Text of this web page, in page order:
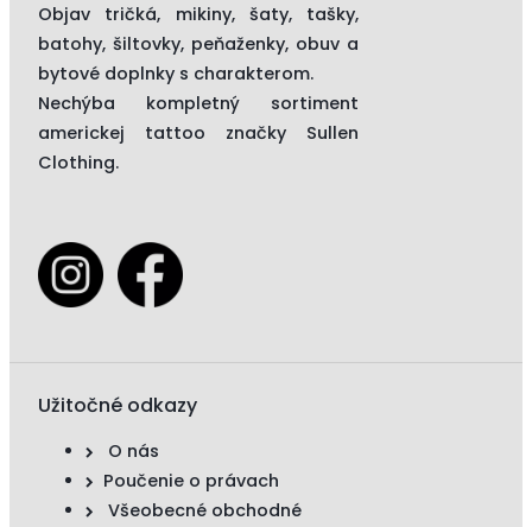
Objav tričká, mikiny, šaty, tašky,
batohy, šiltovky, peňaženky, obuv a
bytové doplnky s charakterom.
Nechýba kompletný sortiment
americkej tattoo značky Sullen
Clothing.
Užitočné odkazy
O nás
Poučenie o právach
Všeobecné obchodné